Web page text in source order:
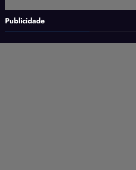
Publicidade